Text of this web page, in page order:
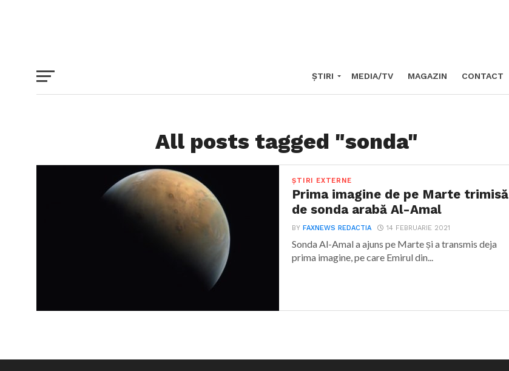
ȘTIRI MEDIA/TV MAGAZIN CONTACT
All posts tagged "sonda"
ȘTIRI EXTERNE
Prima imagine de pe Marte trimisă
de sonda arabă Al-Amal
BYFAXNEWS REDACTIA 14 FEBRUARIE 2021
Sonda Al-Amal a ajuns pe Marte și a transmis deja
prima imagine, pe care Emirul din...